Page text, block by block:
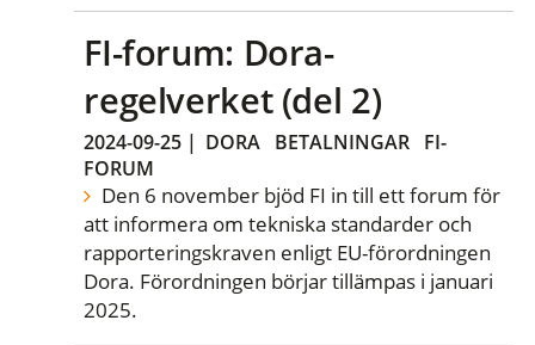
FI-forum: Dora-
regelverket (del 2)
2024-09-25 | DORA BETALNINGAR FI-
FORUM
Den 6 november bjöd FI in till ett forum för
att informera om tekniska standarder och
rapporteringskraven enligt EU-förordningen
Dora. Förordningen börjar tillämpas i januari
2025.